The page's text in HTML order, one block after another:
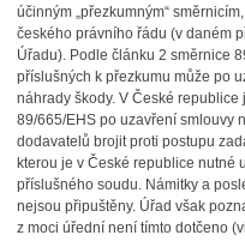
účinným „přezkumným“
českého právního řádu (v daném
Úřadu). Podle článku 2 směrnice
příslušných k přezkumu může po
náhrady škody. V České
89/665/EHS po uzavření smlouvy
dodavatelů brojit proti postupu
kterou je v České republice nutné
příslušného soudu. Námitky a
nejsou připuštěny. Úřad však
z moci úřední není tímto dotčeno